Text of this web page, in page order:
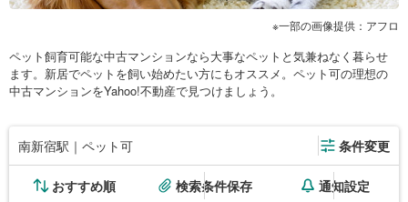
一部の画像提供：アフロ
ペット飼育可能な中古マンションなら大事なペットと気兼ねなく暮らせ
ます。新居でペットを飼い始めたい方にもオススメ。ペット可の理想の
中古マンションをYahoo!不動産で見つけましょう。
南新宿駅｜ペット可 条件変更
おすすめ順 検索条件保存 通知設定